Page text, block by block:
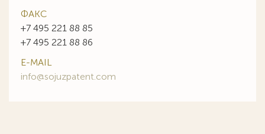
ФАКС
+7 495 221 88 85
+7 495 221 88 86
E-MAIL
info@sojuzpatent.com